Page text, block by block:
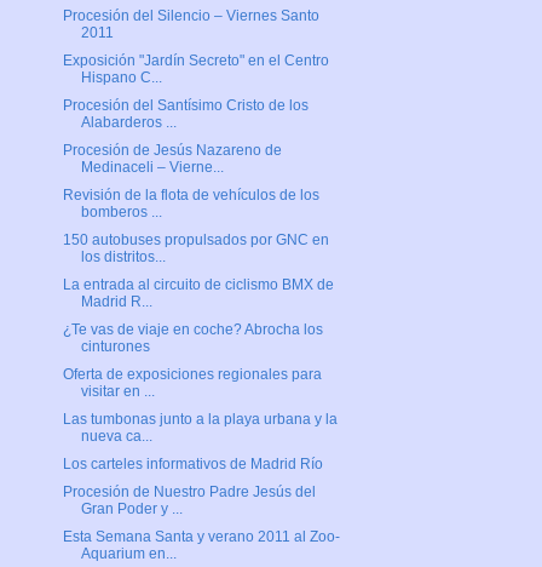
Procesión del Silencio – Viernes Santo
2011
Exposición "Jardín Secreto" en el Centro
Hispano C...
Procesión del Santísimo Cristo de los
Alabarderos ...
Procesión de Jesús Nazareno de
Medinaceli – Vierne...
Revisión de la flota de vehículos de los
bomberos ...
150 autobuses propulsados por GNC en
los distritos...
La entrada al circuito de ciclismo BMX de
Madrid R...
¿Te vas de viaje en coche? Abrocha los
cinturones
Oferta de exposiciones regionales para
visitar en ...
Las tumbonas junto a la playa urbana y la
nueva ca...
Los carteles informativos de Madrid Río
Procesión de Nuestro Padre Jesús del
Gran Poder y ...
Esta Semana Santa y verano 2011 al Zoo-
Aquarium en...